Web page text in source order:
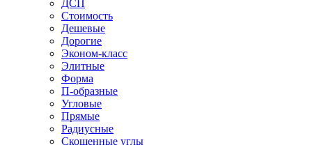
ДСП
Стоимость
Дешевые
Дорогие
Эконом-класс
Элитные
Форма
П-образные
Угловые
Прямые
Радиусные
Скошенные углы